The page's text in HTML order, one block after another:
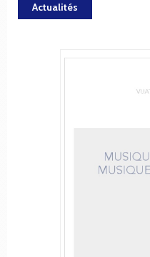
Actualités